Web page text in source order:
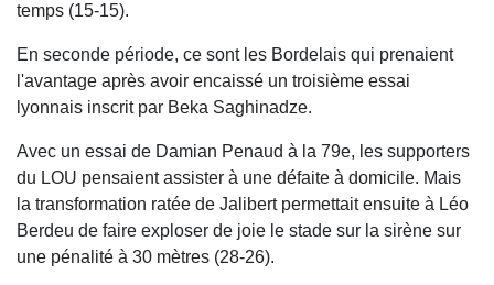
temps (15-15).
En seconde période, ce sont les Bordelais qui prenaient
l'avantage après avoir encaissé un troisième essai
lyonnais inscrit par Beka Saghinadze.
Avec un essai de Damian Penaud à la 79e, les supporters
du LOU pensaient assister à une défaite à domicile. Mais
la transformation ratée de Jalibert permettait ensuite à Léo
Berdeu de faire exploser de joie le stade sur la sirène sur
une pénalité à 30 mètres (28-26).